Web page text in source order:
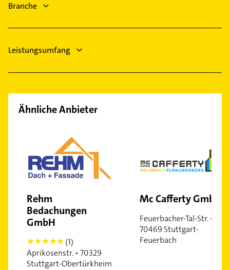
Branche
Leistungsumfang
Ähnliche Anbieter
Rehm
Bedachungen
GmbH
5
(1)
Aprikosenstr. • 70329
Stuttgart-Obertürkheim
Mc Cafferty GmbH
Feuerbacher-Tal-Str. •
70469 Stuttgart-
Feuerbach